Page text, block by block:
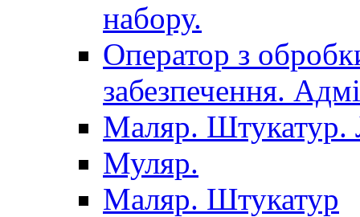
набору.
Оператор з
забезпечення.
Маляр. Штукатур.
Муляр.
Маляр. Штукатур